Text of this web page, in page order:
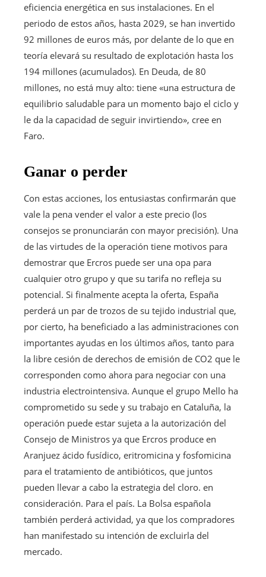
eficiencia energética en sus instalaciones. En el
periodo de estos años, hasta 2029, se han invertido
92 millones de euros más, por delante de lo que en
teoría elevará su resultado de explotación hasta los
194 millones (acumulados). En Deuda, de 80
millones, no está muy alto: tiene «una estructura de
equilibrio saludable para un momento bajo el ciclo y
le da la capacidad de seguir invirtiendo», cree en
Faro.
Ganar o perder
Con estas acciones, los entusiastas confirmarán que
vale la pena vender el valor a este precio (los
consejos se pronunciarán con mayor precisión). Una
de las virtudes de la operación tiene motivos para
demostrar que Ercros puede ser una opa para
cualquier otro grupo y que su tarifa no refleja su
potencial. Si finalmente acepta la oferta, España
perderá un par de trozos de su tejido industrial que,
por cierto, ha beneficiado a las administraciones con
importantes ayudas en los últimos años, tanto para
la libre cesión de derechos de emisión de CO2 que le
corresponden como ahora para negociar con una
industria electrointensiva. Aunque el grupo Mello ha
comprometido su sede y su trabajo en Cataluña, la
operación puede estar sujeta a la autorización del
Consejo de Ministros ya que Ercros produce en
Aranjuez ácido fusídico, eritromicina y fosfomicina
para el tratamiento de antibióticos, que juntos
pueden llevar a cabo la estrategia del cloro. en
consideración. Para el país. La Bolsa española
también perderá actividad, ya que los compradores
han manifestado su intención de excluirla del
mercado.